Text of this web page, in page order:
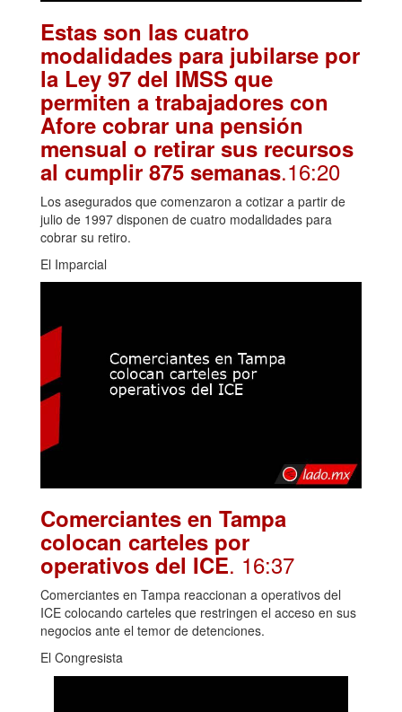
Estas son las cuatro
modalidades para jubilarse por
la Ley 97 del IMSS que
permiten a trabajadores con
Afore cobrar una pensión
mensual o retirar sus recursos
al cumplir 875 semanas.16:20
Los asegurados que comenzaron a cotizar a partir de
julio de 1997 disponen de cuatro modalidades para
cobrar su retiro.
El Imparcial
Comerciantes en Tampa
colocan carteles por
operativos del ICE. 16:37
Comerciantes en Tampa reaccionan a operativos del
ICE colocando carteles que restringen el acceso en sus
negocios ante el temor de detenciones.
El Congresista